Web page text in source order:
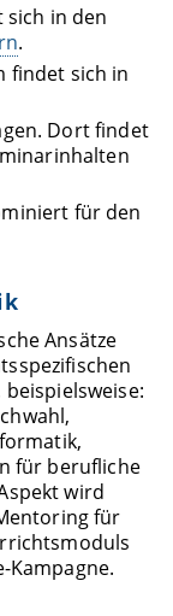
sich in den
.
findet sich in
Dort findet
für den
Ansätze
für berufliche
wird
für
Kampagne.